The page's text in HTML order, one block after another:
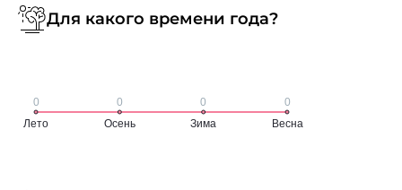
Для какого времени года?